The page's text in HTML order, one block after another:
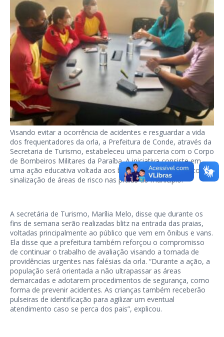
Visando evitar a ocorrência de acidentes e resguardar a vida
dos frequentadores da orla, a Prefeitura de Conde, através da
Secretaria de Turismo, estabeleceu uma parceria com o Corpo
de Bombeiros Militares da Paraíba. A iniciativa consiste em
uma ação educativa voltada aos banhistas, culminando com a
sinalização de áreas de risco nas praias do município.
A secretária de Turismo, Marília Melo, disse que durante os
fins de semana serão realizadas blitz na entrada das praias,
voltadas principalmente ao público que vem em ônibus e vans.
Ela disse que a prefeitura também reforçou o compromisso
de continuar o trabalho de avaliação visando a tomada de
providências urgentes nas falésias da orla. “Durante a ação, a
população será orientada a não ultrapassar as áreas
demarcadas e adotarem procedimentos de segurança, como
forma de prevenir acidentes. As crianças também receberão
pulseiras de identificação para agilizar um eventual
atendimento caso se perca dos pais”, explicou.